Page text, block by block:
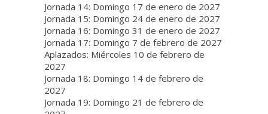
Jornada 14: Domingo 17 de enero de 2027
Jornada 15: Domingo 24 de enero de 2027
Jornada 16: Domingo 31 de enero de 2027
Jornada 17: Domingo 7 de febrero de 2027
Aplazados: Miércoles 10 de febrero de
2027
Jornada 18: Domingo 14 de febrero de
2027
Jornada 19: Domingo 21 de febrero de